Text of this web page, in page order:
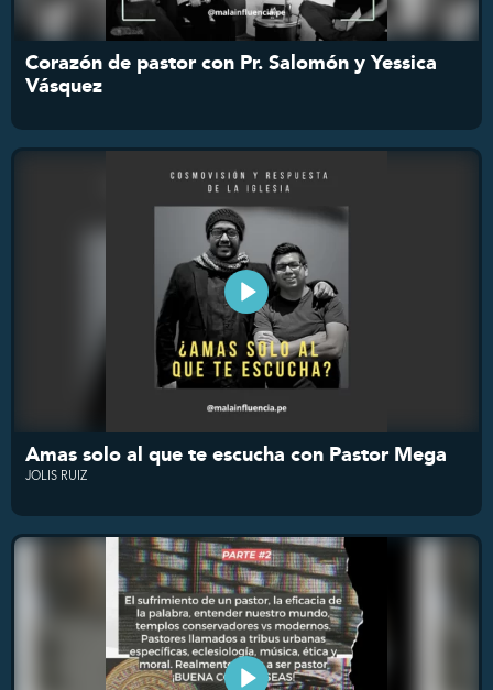
Corazón de pastor con Pr. Salomón y Yessica
Vásquez
Amas solo al que te escucha con Pastor Mega
JOLIS RUIZ